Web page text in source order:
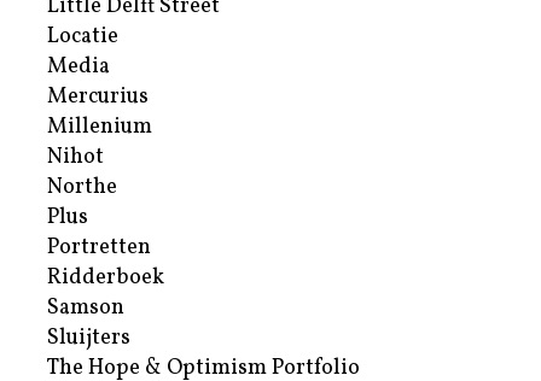
Little Delft Street
Locatie
Media
Mercurius
Millenium
Nihot
Northe
Plus
Portretten
Ridderboek
Samson
Sluijters
The Hope & Optimism Portfolio